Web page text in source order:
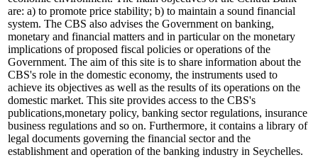
are: a) to promote price stability; b) to maintain a sound financial
system. The CBS also advises the Government on banking,
monetary and financial matters and in particular on the monetary
implications of proposed fiscal policies or operations of the
Government. The aim of this site is to share information about the
CBS's role in the domestic economy, the instruments used to
achieve its objectives as well as the results of its operations on the
domestic market. This site provides access to the CBS's
publications,monetary policy, banking sector regulations, insurance
business regulations and so on. Furthermore, it contains a library of
legal documents governing the financial sector and the
establishment and operation of the banking industry in Seychelles.